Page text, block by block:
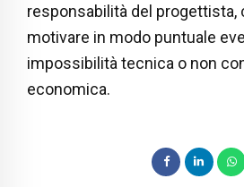
responsabilità del progettista,
motivare in modo puntuale
impossibilità tecnica o non
economica.